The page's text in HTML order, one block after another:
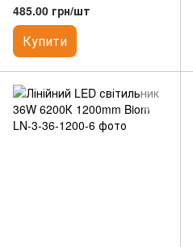
100W 6500K прізма
485.00 грн/шт
Купити